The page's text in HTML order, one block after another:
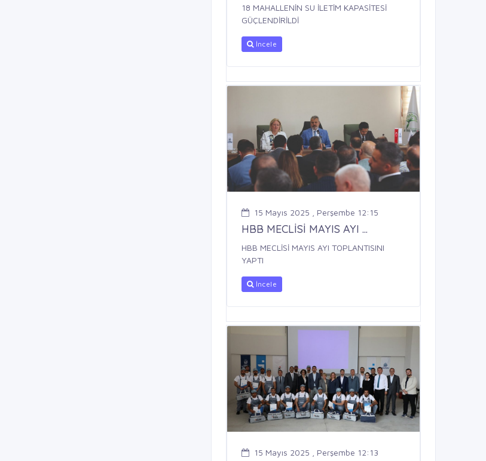
18 MAHALLENİN SU İLETİM KAPASİTESİ
GÜÇLENDİRİLDİ
İncele
15 Mayıs 2025 , Perşembe 12:15
HBB MECLİSİ MAYIS AYI ...
HBB MECLİSİ MAYIS AYI TOPLANTISINI
YAPTI
İncele
15 Mayıs 2025 , Perşembe 12:13